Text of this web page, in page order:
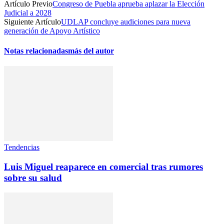
Artículo PrevioCongreso de Puebla aprueba aplazar la Elección
Judicial a 2028
Siguiente ArtículoUDLAP concluye audiciones para nueva
generación de Apoyo Artístico
Notas relacionadasmás del autor
Tendencias
Luis Miguel reaparece en comercial tras rumores
sobre su salud